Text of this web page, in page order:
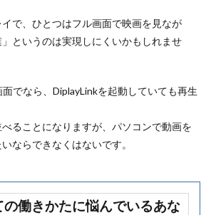
イで、ひとつはフル画面で映画を見なが
というのは実現しにくいかもしれませ
でなら、DiplayLinkを起動していても再生
ることになりますが、パソコンで動画を
ならできなくはないです。
働きかたに悩んでいるあな